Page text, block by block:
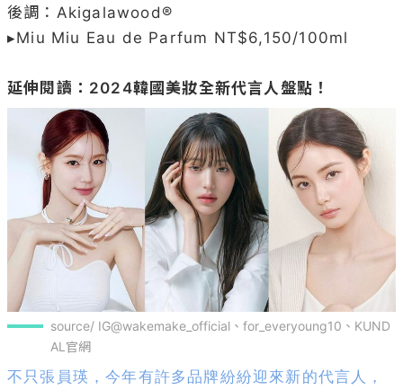
後調：Akigalawood®
▸Miu Miu Eau de Parfum NT$6,150/100ml
延伸閱讀：2024韓國美妝全新代言人盤點！
source/ IG@wakemake_official、for_everyoung10、KUND
AL官網
不只張員瑛，今年有許多品牌紛紛迎來新的代言人，